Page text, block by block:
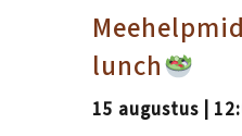
lunch
15 augustus |